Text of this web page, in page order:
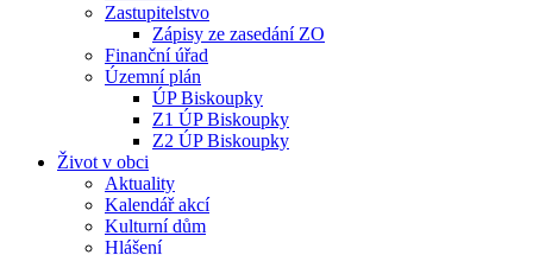
Zastupitelstvo
Zápisy ze zasedání ZO
Finanční úřad
Územní plán
ÚP Biskoupky
Z1 ÚP Biskoupky
Z2 ÚP Biskoupky
Život v obci
Aktuality
Kalendář akcí
Kulturní dům
Hlášení